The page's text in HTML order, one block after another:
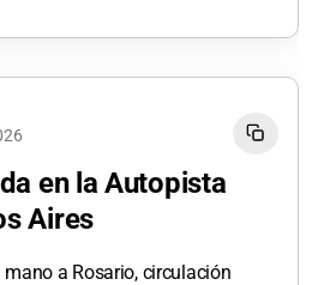
en la Autopista
Aires
a Rosario, circulación